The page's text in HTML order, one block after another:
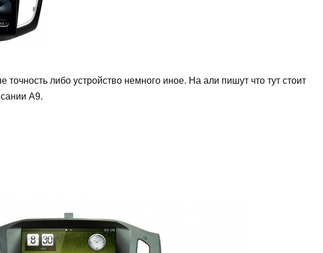
точность либо устройство немного иное. На али пишут что тут стоит
А9.